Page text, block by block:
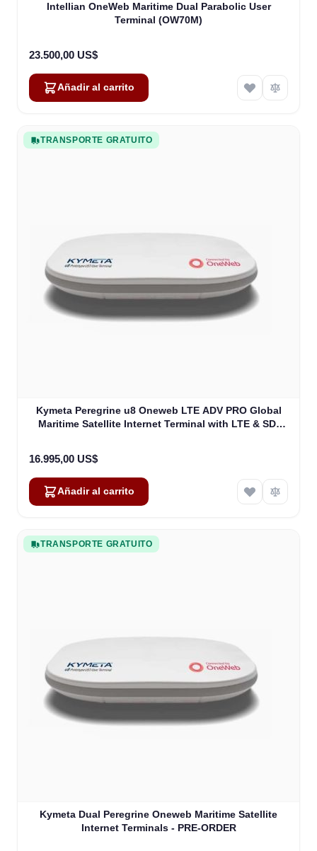
Intellian OneWeb Maritime Dual Parabolic User
Terminal (OW70M)
23.500,00 US$
Añadir al carrito
TRANSPORTE GRATUITO
Kymeta Peregrine u8 Oneweb LTE ADV PRO Global
Maritime Satellite Internet Terminal with LTE & SD-
16.995,00 US$
Añadir al carrito
TRANSPORTE GRATUITO
Kymeta Dual Peregrine Oneweb Maritime Satellite
Internet Terminals - PRE-ORDER